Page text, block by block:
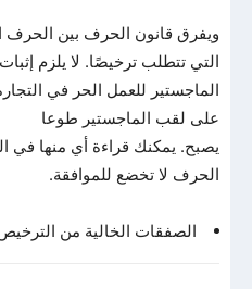
ويفرق قانون الحرف بين الحرف
التي تتطلب ترخيصًا. لا يلزم
الماجستير للعمل الحر في
على لقب الماجستير طوعا
يصبح. يمكنك قراءة أي منها في
الحرف لا تخضع للموافقة.
الصفقات الخالية من